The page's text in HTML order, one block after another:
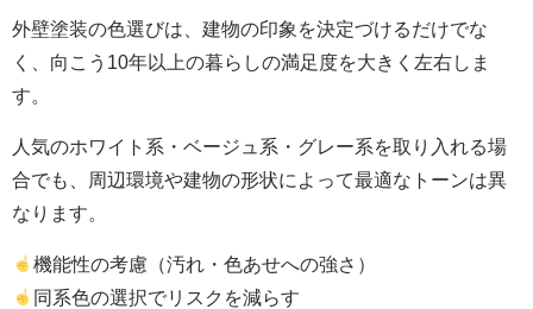
外壁塗装の色選びは、建物の印象を決定づけるだけでな
く、向こう10年以上の暮らしの満足度を大きく左右しま
す。
人気のホワイト系・ベージュ系・グレー系を取り入れる場
合でも、周辺環境や建物の形状によって最適なトーンは異
なります。
機能性の考慮（汚れ・色あせへの強さ）
同系色の選択でリスクを減らす